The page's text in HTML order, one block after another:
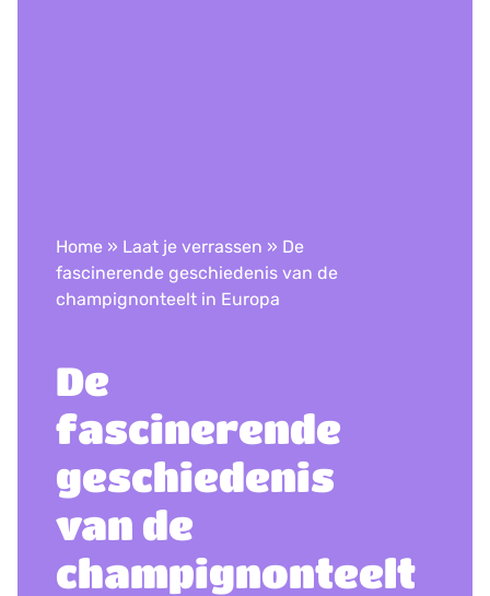
Home» Laat je verrassen » De
fascinerende geschiedenis van de
champignonteelt in Europa
De
fascinerende
geschiedenis
van de
champignonteelt